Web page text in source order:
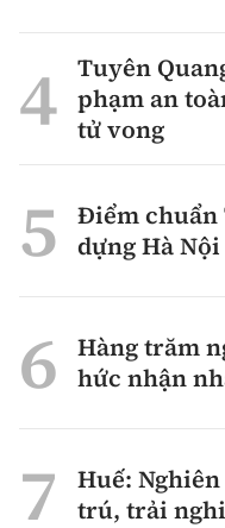
Tuyên
phạm an
tử vong
Điểm chuẩn
dựng Hà
Hàng trăm
hức nhận
Huế:
trú, trải